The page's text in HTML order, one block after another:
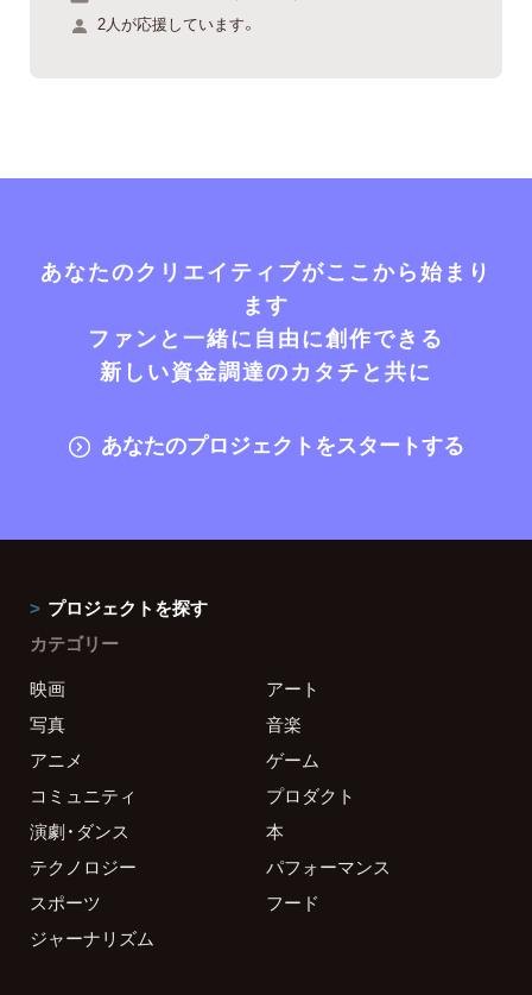
2人が応援しています。
あなたのクリエイティブがここから始まり
ます
ファンと一緒に自由に創作できる
新しい資金調達のカタチと共に
あなたのプロジェクトをスタートする
プロジェクトを探す
カテゴリー
映画
アート
写真
音楽
アニメ
ゲーム
コミュニティ
プロダクト
演劇・ダンス
本
テクノロジー
パフォーマンス
スポーツ
フード
ジャーナリズム